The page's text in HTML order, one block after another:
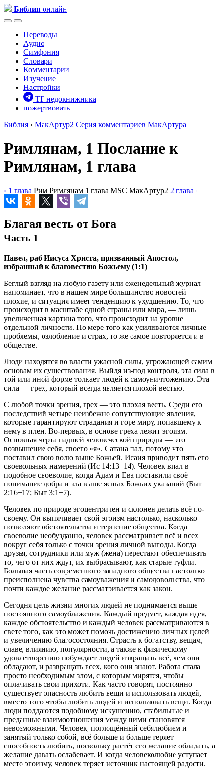
Библия онлайн
Переводы
Аудио
Симфония
Словари
Комментарии
Изучение
Настройки
ТГ недокнижника
пожертвовать
Библия › МакАртур2 Серия комментариев МакАртура
Римлянам, 1 Послание к
Римлянам, 1 глава
‹ 1 глава Рим Римлянам 1 глава MSC МакАртур2 2 глава ›
Благая весть от Бога
Часть 1
Павел, раб Иисуса Христа, призванный Апостол,
избранный к благовестию Божьему (1:1)
Беглый взгляд на любую газету или еженедельный журнал
напоминает, что в нашем мире большинство новостей —
плохие, и ситуация имеет тенденцию к ухудшению. То, что
происходит в масштабе одной страны или мира, — лишь
увеличенная картина того, что происходит на уровне
отдельной личности. По мере того как усиливаются личные
проблемы, озлобление и страх, то же самое повторяется и в
обществе.
Люди находятся во власти ужасной силы, угрожающей самим
основам их существования. Выйдя из-под контроля, эта сила в
той или иной форме толкает людей к самоуничтожению. Эта
сила — грех, который всегда является плохой вестью.
С любой точки зрения, грех — это плохая весть. Среди его
последствий четыре неизбежно сопутствующие явления,
которые гарантируют страдания и горе миру, попавшему к
нему в плен. Во-первых, в основе греха лежит эгоизм.
Основная черта падшей человеческой природы — это
возвышение себя, своего «я». Сатана пал, потому что
поставил свою волю выше Божьей. Исаия приводит пять его
своевольных намерений (Ис 14:13−14). Человек впал в
подобное своеволие, когда Адам и Ева поставили своё
понимание добра и зла выше ясных Божьих указаний (Быт
2:16−17; Быт 3:1−7).
Человек по природе эгоцентричен и склонен делать всё по-
своему. Он выпячивает свой эгоизм настолько, насколько
позволяют обстоятельства и терпение общества. Когда
своеволие необузданно, человек рассматривает всё и всех
вокруг себя только с точки зрения личной выгоды. Когда
друзья, сотрудники или муж (жена) перестают обеспечивать
то, чего от них ждут, их выбрасывают, как старые туфли.
Большая часть современного западного общества настолько
преисполнена чувства самоуважения и самодовольства, что
почти каждое желание рассматривается как закон.
Сегодня цель жизни многих людей не поднимается выше
постоянного самоублажения. Каждый предмет, каждая идея,
каждое обстоятельство и каждый человек рассматриваются в
свете того, как это может помочь достижению личных целей
и увеличению благосостояния. Страсть к богатству, вещам,
славе, влиянию, популярности, а также к физическому
удовлетворению побуждает людей извращать всё, чем они
обладают, и развращать всех, кого они знают. Работа стала
просто необходимым злом, с которым мирятся, чтобы
оплачивать свои прихоти. Как часто говорят, постоянно
существует опасность любить вещи и использовать людей,
вместо того чтобы любить людей и использовать вещи. Когда
люди поддаются подобному искушению, стабильные и
преданные взаимоотношения между ними становятся
невозможными. Человек, поглощённый себялюбием и
занятый только собой, всё больше и больше теряет
способность любить, поскольку растёт его желание обладать, а
желание давать ослабевает. И когда человеколюбие уступает
место эгоизму, человек теряет источник настоящей радости.